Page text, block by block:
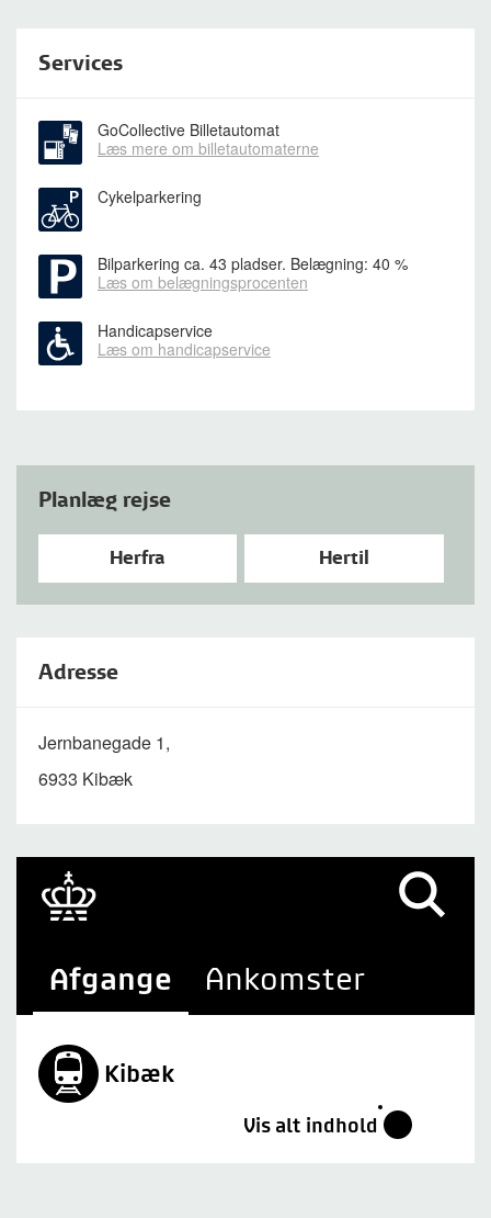
Services
GoCollective Billetautomat
Læs mere om billetautomaterne
Cykelparkering
Bilparkering ca. 43 pladser. Belægning: 40 %
Læs om belægningsprocenten
Handicapservice
Læs om handicapservice
Planlæg rejse
Herfra Hertil
Adresse
Jernbanegade 1,
6933 Kibæk